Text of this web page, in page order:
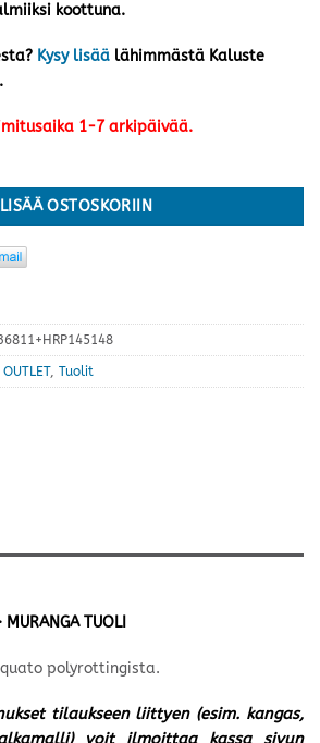
koottuna.
Kysy lisää lähimmästä Kaluste
1-7 arkipäivää.
LISÄÄ OSTOSKORIIN
OUTLET, Tuolit
MURANGA TUOLI
polyrottingista.
tilaukseen liittyen (esim. kangas,
voit ilmoittaa kassa sivun